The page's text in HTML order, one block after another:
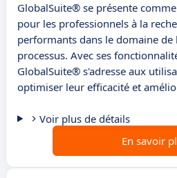
GlobalSuite® se présente
pour les professionnels à la
performants dans le domaine de
processus. Avec ses
GlobalSuite® s'adresse aux
optimiser leur efficacité et
Voir plus de détails
En savoir